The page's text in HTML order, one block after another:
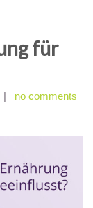
für
|
no comments